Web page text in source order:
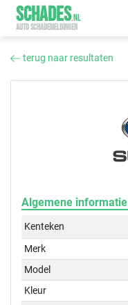
SCHADES.NL
AUTO SCHADEMELDINGEN
terug naar resultaten
Algemene informatie
Kenteken
Merk
Model
Kleur